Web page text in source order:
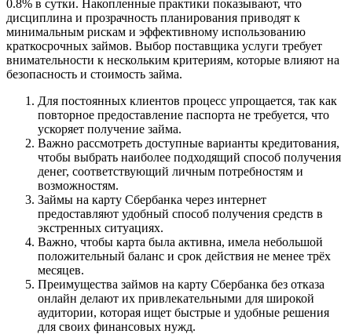
0.8% в сутки. Накопленные практики показывают, что
дисциплина и прозрачность планирования приводят к
минимальным рискам и эффективному использованию
краткосрочных займов. Выбор поставщика услуги требует
внимательности к нескольким критериям, которые влияют на
безопасность и стоимость займа.
Для постоянных клиентов процесс упрощается, так как
повторное предоставление паспорта не требуется, что
ускоряет получение займа.
Важно рассмотреть доступные варианты кредитования,
чтобы выбрать наиболее подходящий способ получения
денег, соответствующий личным потребностям и
возможностям.
Займы на карту Сбербанка через интернет
предоставляют удобный способ получения средств в
экстренных ситуациях.
Важно, чтобы карта была активна, имела небольшой
положительный баланс и срок действия не менее трёх
месяцев.
Преимущества займов на карту Сбербанка без отказа
онлайн делают их привлекательными для широкой
аудитории, которая ищет быстрые и удобные решения
для своих финансовых нужд.